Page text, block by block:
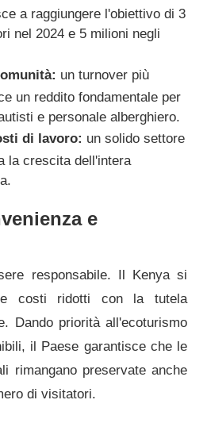
a raggiungere l'obiettivo di 3
nel 2024 e 5 milioni negli
un turnover più
un reddito fondamentale per
e personale alberghiero.
di lavoro: un solido settore
la crescita dell'intera
e
responsabile. Il Kenya si
costi ridotti con la tutela
Dando priorità all'ecoturismo
il Paese garantisce che le
rimangano preservate anche
di visitatori.